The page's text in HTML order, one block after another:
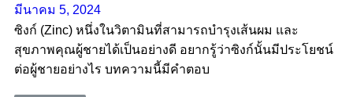
มีนาคม 5, 2024
ซิงก์ (Zinc) หนึ่งในวิตามินที่สามารถบำรุงเส้นผม และ
สุขภาพคุณผู้ชายได้เป็นอย่างดี อยากรู้ว่าซิงก์นั้นมีประโยชน์
ต่อผู้ชายอย่างไร บทความนี้มีคำตอบ